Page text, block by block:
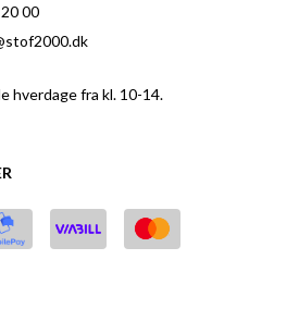
00
hverdage fra kl. 10-14.